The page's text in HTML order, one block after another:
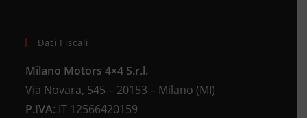
Dati Fiscali
Milano Motors 4×4 S.r.l.
Via Novara, 545 – 20153 – Milano (MI)
P.IVA: IT 12566420159